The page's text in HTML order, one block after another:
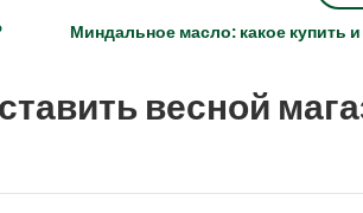
Миндальное масло: какое купить
весной